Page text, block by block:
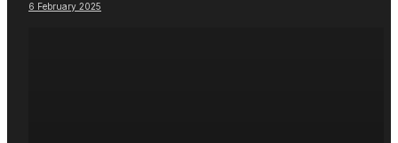
6 February 2025